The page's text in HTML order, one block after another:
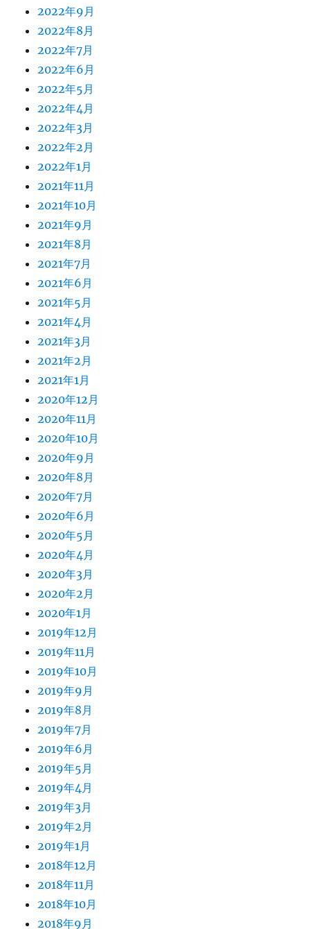
2022年9月
2022年8月
2022年7月
2022年6月
2022年5月
2022年4月
2022年3月
2022年2月
2022年1月
2021年11月
2021年10月
2021年9月
2021年8月
2021年7月
2021年6月
2021年5月
2021年4月
2021年3月
2021年2月
2021年1月
2020年12月
2020年11月
2020年10月
2020年9月
2020年8月
2020年7月
2020年6月
2020年5月
2020年4月
2020年3月
2020年2月
2020年1月
2019年12月
2019年11月
2019年10月
2019年9月
2019年8月
2019年7月
2019年6月
2019年5月
2019年4月
2019年3月
2019年2月
2019年1月
2018年12月
2018年11月
2018年10月
2018年9月